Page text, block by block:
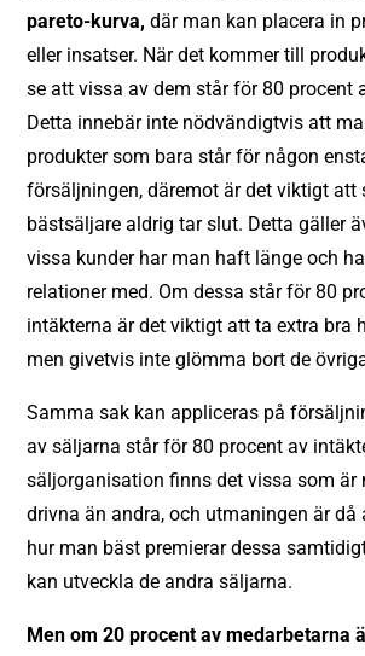
pareto-kurva, där man kan placera in
eller insatser. När det kommer till
se att vissa av dem står för 80 procent
Detta innebär inte nödvändigtvis att
produkter som bara står för någon
försäljningen, däremot är det viktigt att
bästsäljare aldrig tar slut. Detta gäller
vissa kunder har man haft länge och
relationer med. Om dessa står för 80
intäkterna är det viktigt att ta extra bra
men givetvis inte glömma bort de
Samma sak kan appliceras på
av säljarna står för 80 procent av
säljorganisation finns det vissa som är
drivna än andra, och utmaningen är då
hur man bäst premierar dessa
kan utveckla de andra säljarna.
Men om 20 procent av medarbetarna